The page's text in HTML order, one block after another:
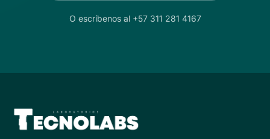
O escríbenos al +57 311 281 4167